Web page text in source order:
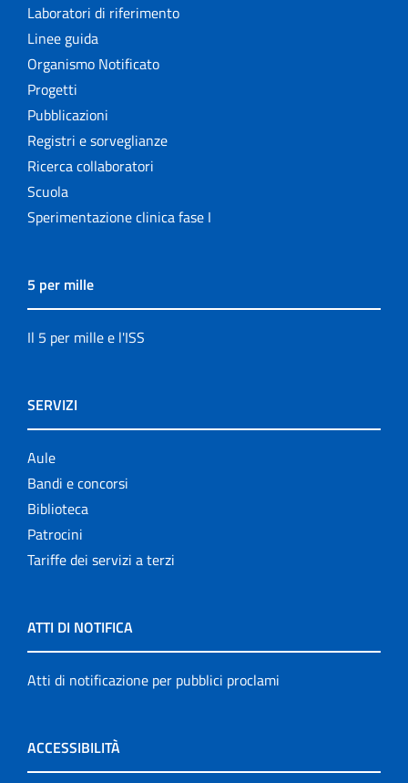
Laboratori di riferimento
Linee guida
Organismo Notificato
Progetti
Pubblicazioni
Registri e sorveglianze
Ricerca collaboratori
Scuola
Sperimentazione clinica fase I
5 per mille
Il 5 per mille e l'ISS
SERVIZI
Aule
Bandi e concorsi
Biblioteca
Patrocini
Tariffe dei servizi a terzi
ATTI DI NOTIFICA
Atti di notificazione per pubblici proclami
ACCESSIBILITÀ